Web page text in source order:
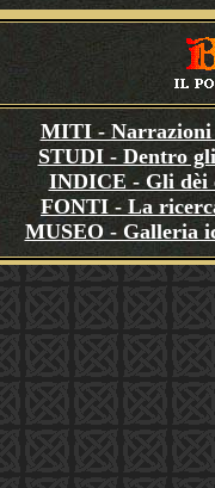
MITI - Narrazioni
STUDI - Dentro
INDICE - Gli dèi
FONTI - La
MUSEO - Galleria